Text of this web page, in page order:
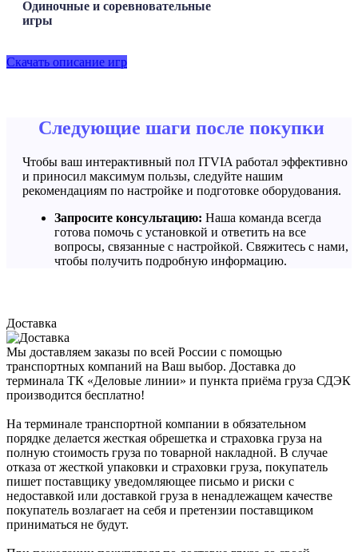
Одиночные и соревновательные
игры
Скачать описание игр
Следующие шаги после покупки
Чтобы ваш интерактивный пол ITVIA работал эффективно
и приносил максимум пользы, следуйте нашим
рекомендациям по настройке и подготовке оборудования.
Запросите консультацию: Наша команда всегда
готова помочь с установкой и ответить на все
вопросы, связанные с настройкой. Свяжитесь с нами,
чтобы получить подробную информацию.
Доставка
Мы доставляем заказы по всей России с помощью
транспортных компаний на Ваш выбор. Доставка до
терминала ТК «Деловые линии» и пункта приёма груза СДЭК
производится бесплатно!
На терминале транспортной компании в обязательном
порядке делается жесткая обрешетка и страховка груза на
полную стоимость груза по товарной накладной. В случае
отказа от жесткой упаковки и страховки груза, покупатель
пишет поставщику уведомляющее письмо и риски с
недоставкой или доставкой груза в ненадлежащем качестве
покупатель возлагает на себя и претензии поставщиком
приниматься не будут.